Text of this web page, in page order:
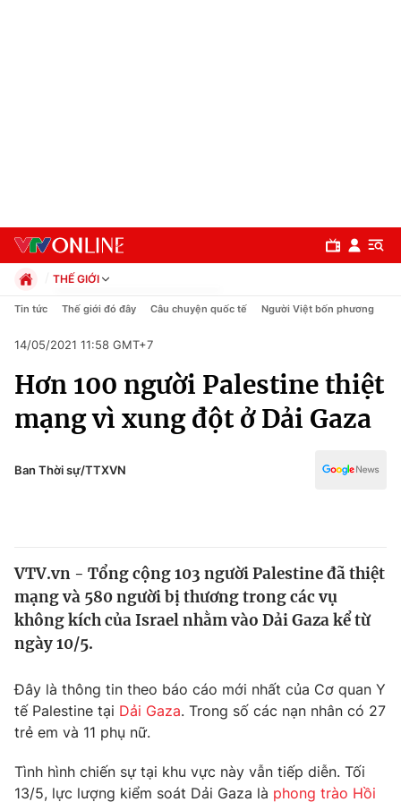
Chuyên mục
Thế giới
Tin tức
Thế giới đó đây
Câu chuyện quốc tế
Tài chính
Thị trường
Góc doanh nghiệp
Dữ liệu và đời sống
Truyền hình
THẾ GIỚI
Chính trị
Pháp luật
Kinh tế
Thể thao
Truyền hình
Y tế
Tin tức Thế giới đó đây Câu chuyện quốc tế Người Việt bốn phương
14/05/2021 11:58 GMT+7
Hơn 100 người Palestine thiệt
mạng vì xung đột ở Dải Gaza
Ban Thời sự/TTXVN
VTV.vn - Tổng cộng 103 người Palestine đã thiệt
mạng và 580 người bị thương trong các vụ
không kích của Israel nhằm vào Dải Gaza kể từ
ngày 10/5.
Đây là thông tin theo báo cáo mới nhất của Cơ quan Y
tế Palestine tại Dải Gaza. Trong số các nạn nhân có 27
trẻ em và 11 phụ nữ.
Tình hình chiến sự tại khu vực này vẫn tiếp diễn. Tối
13/5, lực lượng kiểm soát Dải Gaza là phong trào Hồi